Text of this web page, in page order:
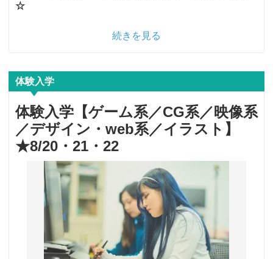
☆
続きを見る
体験入学
体験入学【ゲーム系／CG系／映像系
／デザイン・web系／イラスト】
★8/20・21・22